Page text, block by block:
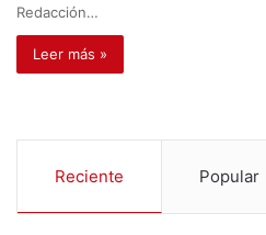
Redacción…
Leer más »
Reciente Popular